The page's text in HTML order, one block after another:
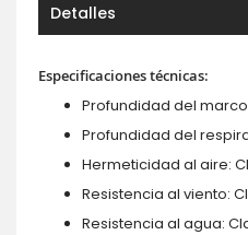
Detalles
Especificaciones técnicas:
Profundidad del
Profundidad del
Hermeticidad al aire:
Resistencia al viento:
Resistencia al agua: